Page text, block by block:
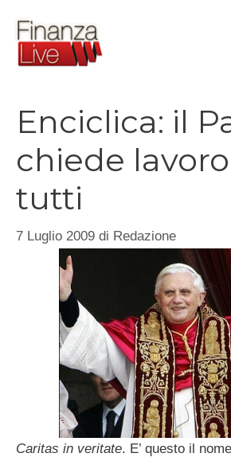
contenuto
Enciclica: il
chiede
tutti
7 Luglio 2009 di Redazione
Caritas in veritate. E’ questo il